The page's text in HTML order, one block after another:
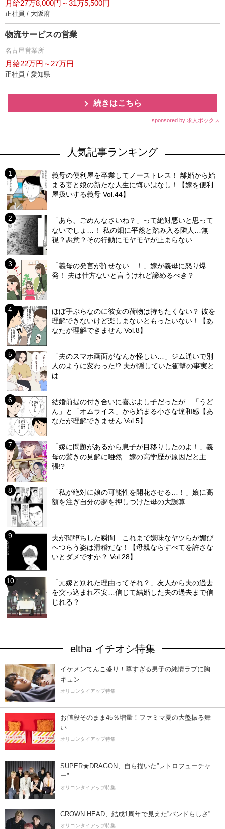
月給27万8,000円～31万5,500円
正社員 / 大阪府
物流サービスの営業
名古屋営業所
月給22万円～27万円
正社員 / 愛知県
続きはこちら
sponsored by 求人ボックス
人気記事ランキング
義母の便利屋を卒業してノーストレス！ 離婚から始
まる妻と娘の新たな人生に悔いはなし！【嫁を便利
屋扱いする義母 Vol.44】
「あら、ごめんなさいね？」って絶対悪いと思って
ないでしょ…！ 私の畑に平然と踏み入る隣人…無
視？悪意？その行動にモヤモヤが止まらない
「義母の発言が許せない…！」嫁が義母に怒り爆
発！ 夫は仕方ないと言うけれど諦めるべき？
ほぼ手ぶらなのに彼女の荷物は持ちたくない？ 彼を
理解できないけど楽しまないともったいない！【あ
なたが理解できません Vol.8】
「夫のスマホ画面がなんか怪しい…」ジム通いで別
人のように変わった!? 夫が隠していた衝撃の事実と
は
結婚前提の付き合いに喜ぶよし子だったが…「うど
ん」と「オムライス」から始まる小さな違和感【あ
なたが理解できません Vol.5】
「嫁に問題があるから息子が目移りしたのよ！」義
母の驚きの見解に唖然…嫁の高学歴が原因だと主
張!?
「私が絶対に娘の可能性を開花させる…！」娘に高
額を注ぎ自分の夢を押しつけた母の大誤算
夫が闇堕ちした瞬間…これまで嫌味なヤツらが媚び
へつらう姿は滑稽だな！【母親ならすべてを許さな
いとダメですか？ Vol.28】
「元嫁と別れた理由ってそれ？」友人から夫の過去
を突っ込まれ不安…信じて結婚した夫の過去まで信
じれる？
eltha イチオシ特集
イケメンてんこ盛り！尊すぎる男子の純情ラブに胸
キュン
オリコンタイアップ特集
お値段そのまま45％増量！ファミマ夏の大盤振る舞
い
オリコンタイアップ特集
SUPER★DRAGON、自ら描いた”レトロフューチャ
ー”
オリコンタイアップ特集
CROWN HEAD、結成1周年で見えた”バンドらしさ”
オリコンタイアップ特集